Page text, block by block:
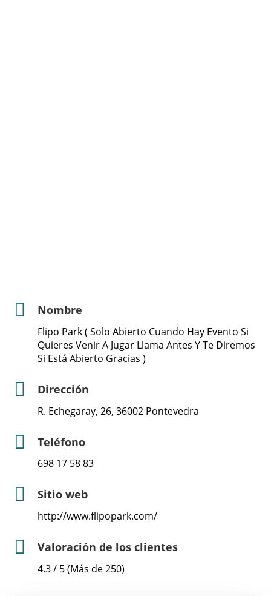
Nombre
Flipo Park ( Solo Abierto Cuando Hay Evento Si
Quieres Venir A Jugar Llama Antes Y Te Diremos
Si Está Abierto Gracias )
Dirección
R. Echegaray, 26, 36002 Pontevedra
Teléfono
698 17 58 83
Sitio web
http://www.flipopark.com/
Valoración de los clientes
4.3 / 5 (Más de 250)